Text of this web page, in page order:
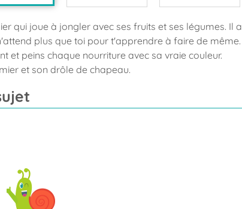
qui joue à jongler avec ses fruits et ses légumes. Il a
plus que toi pour t'apprendre à faire de même.
et peins chaque nourriture avec sa vraie couleur.
et son drôle de chapeau.